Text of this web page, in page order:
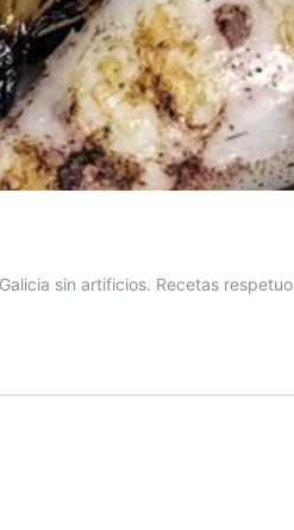
sin artificios. Recetas